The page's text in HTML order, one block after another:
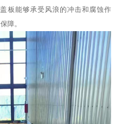
板能够承受风浪的冲击和腐蚀作
障。